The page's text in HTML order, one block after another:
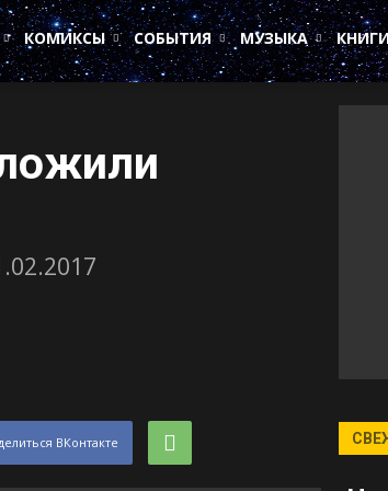
КОМИКСЫ СОБЫТИЯ МУЗЫКА
ВКонтакте